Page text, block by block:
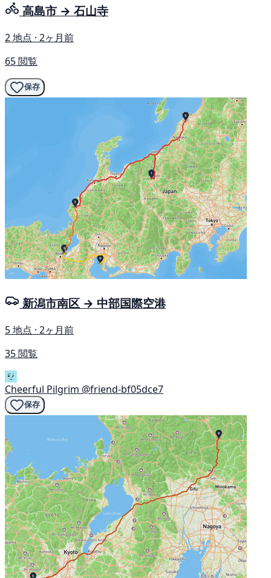
高島市 → 石山寺
2 地点 · 2ヶ月前
65 閲覧
保存
新潟市南区 → 中部国際空港
5 地点 · 2ヶ月前
35 閲覧
Cheerful Pilgrim @friend-bf05dce7
保存